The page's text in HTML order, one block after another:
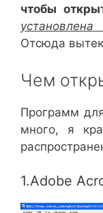
чтобы
Отсюда
Чем
Программ
много, я
1.Adobe